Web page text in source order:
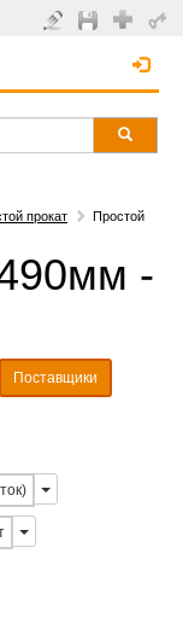
прокат
Простой
-
Поставщики